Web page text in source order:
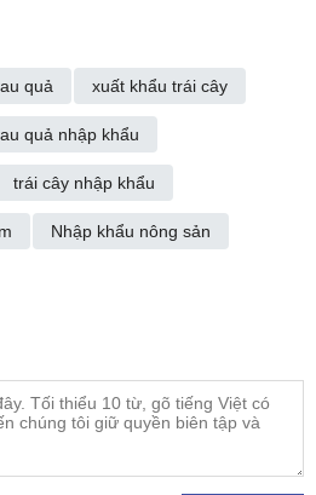
quả xuất khẩu trái cây
quả nhập khẩu
trái cây nhập khẩu
Nhập khẩu nông sản